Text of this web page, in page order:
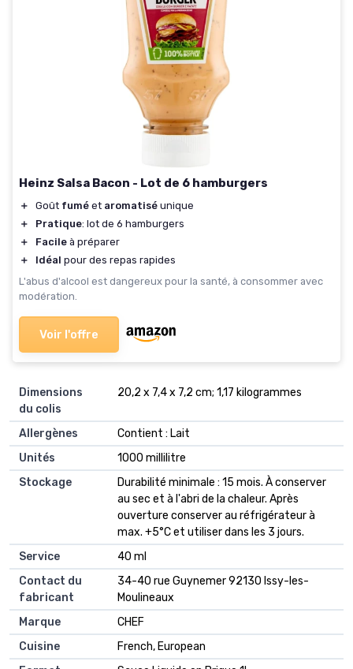
Heinz Salsa Bacon - Lot de 6 hamburgers
＋ Goût fumé et aromatisé unique
＋
Pratique: lot de 6 hamburgers
＋
Facile à préparer
＋
Idéal pour des repas rapides
L'abus d'alcool est dangereux pour la santé, à consommer avec
modération.
Voir l'offre
Dimensions
du colis
‎20,2 x 7,4 x 7,2 cm; 1,17 kilogrammes
Allergènes
‎Contient : Lait
Unités
‎1000 millilitre
Stockage
‎Durabilité minimale : 15 mois. À conserver
au sec et à l'abri de la chaleur. Après
ouverture conserver au réfrigérateur à
max. +5°C et utiliser dans les 3 jours.
Service
‎40 ml
Contact du
fabricant
‎‎34-40 rue Guynemer 92130 Issy-les-
Moulineaux
Marque
‎CHEF
Cuisine
‎French, European